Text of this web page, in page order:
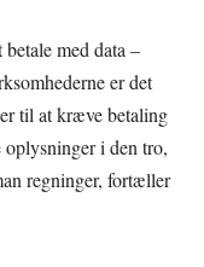
med data –
er det
til at kræve betaling
i den tro,
regninger, fortæller